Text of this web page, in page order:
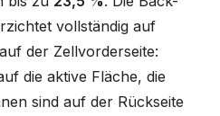
vollständig auf
der Zellvorderseite:
die aktive Fläche, die
sind auf der Rückseite